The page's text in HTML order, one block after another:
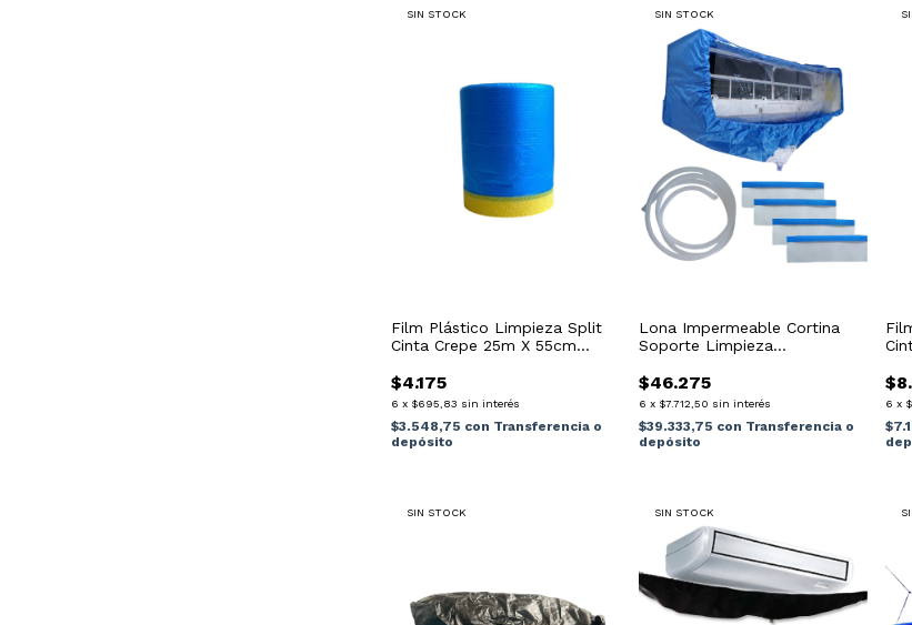
SIN STOCK
Film Plástico Limpieza Split
Cinta Crepe 25m X 55cm
$4.175
6 x $695,83 sin interés
$3.548,75 con Transferencia o
depósito
SIN STOCK
Lona Impermeable Cortina
Soporte Limpieza
Grande
$46.275
6 x $7.712,50 sin interés
$39.333,75 con Transferencia o
depósito
6 x
SIN STOCK SIN STOCK